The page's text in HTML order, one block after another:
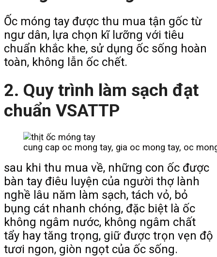
Ốc móng tay được thu mua tận gốc từ
ngư dân, lựa chọn kĩ lưỡng với tiêu
chuẩn khắc khe, sử dụng ốc sống hoàn
toàn, không lẫn ốc chết.
2. Quy trình làm sạch đạt
chuẩn VSATTP
cung cap oc mong tay, gia oc mong tay, oc
sau khi thu mua về, những con ốc được
bàn tay điêu luyện của người thợ lành
nghề lâu năm làm sạch, tách vỏ, bỏ
bụng cát nhanh chóng, đặc biệt là ốc
không ngâm nước, không ngâm chất
tẩy hay tăng trọng, giữ được trọn vẹn độ
tươi ngon, giòn ngọt của ốc sống.